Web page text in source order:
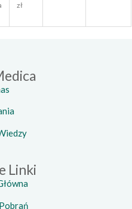
zł
Linki